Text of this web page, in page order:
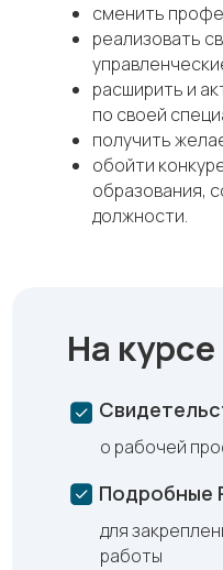
сменить
реализовать
расширить и
по своей
получить
обойти
образования,
должности.
На
Подробные
для
работы
о рабочей